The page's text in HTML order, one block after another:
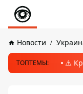
Новости
ТОПТЕМЫ: ⚠️